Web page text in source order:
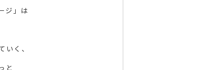
ジ」は
いく、
と